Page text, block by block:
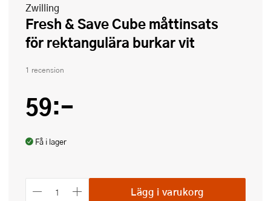
Zwilling
Fresh & Save Cube måttinsats
för rektangulära burkar vit
1 recension
59:-
Få i lager
Lägg i varukorg